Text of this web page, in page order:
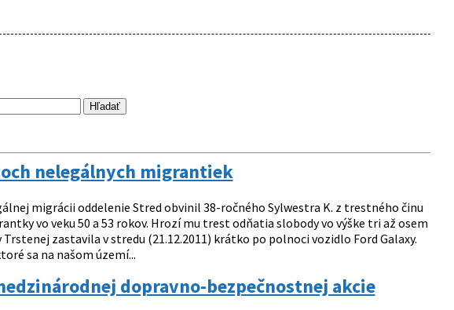
nelegálnych migrantiek
migrácii oddelenie Stred obvinil 38-ročného Sylwestra K. z trestného činu
vo veku 50 a 53 rokov. Hrozí mu trest odňatia slobody vo výške tri až osem
zastavila v stredu (21.12.2011) krátko po polnoci vozidlo Ford Galaxy.
sa na našom území...
dopravno-bezpečnostnej akcie